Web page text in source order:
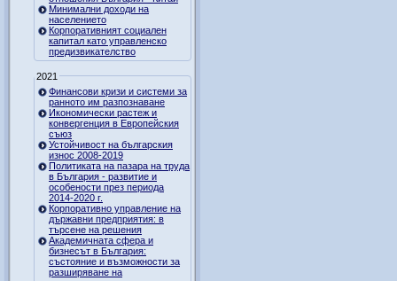
Минимални доходи на
населението
Корпоративният социален
капитал като управленско
предизвикателство
2021
Финансови кризи и системи за
ранното им разпознаване
Икономически растеж и
конвергенция в Европейския
съюз
Устойчивост на българския
износ 2008-2019
Политиката на пазара на труда
в България - развитие и
особености през периода
2014-2020 г.
Корпоративно управление на
държавни предприятия: в
търсене на решения
Академичната сфера и
бизнесът в България:
състояние и възможности за
разширяване на